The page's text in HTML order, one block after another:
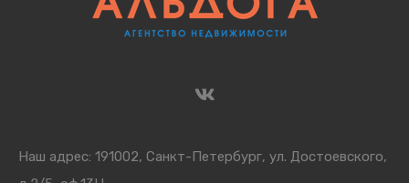
Наш адрес: 191002, Санкт-Петербург, ул. Достоевского,